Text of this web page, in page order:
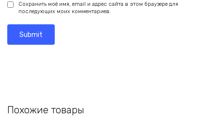
Сохранить моё имя, email и адрес сайта в этом браузере для
последующих моих комментариев.
Похожие товары